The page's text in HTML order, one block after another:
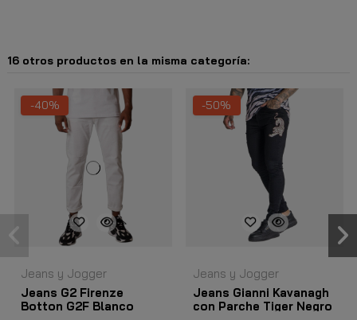
16 otros productos en la misma categoría:
-40%
Jeans y Jogger
Jeans G2 Firenze
Botton G2F Blanco
-50%
Jeans y Jogger
Jeans Gianni Kavanagh
con Parche Tiger Negro